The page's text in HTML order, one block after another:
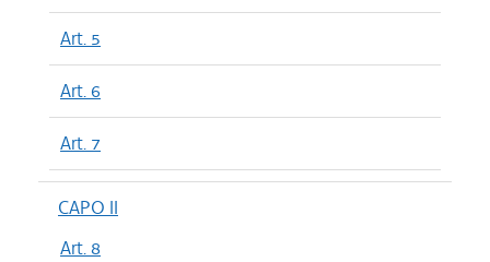
Art. 5
Art. 6
Art. 7
CAPO II
Art. 8